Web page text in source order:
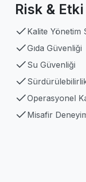
Risk & Etki
Kalite Yönetim
Gıda Güvenliği
Su Güvenliği
Operasyonel
Misafir